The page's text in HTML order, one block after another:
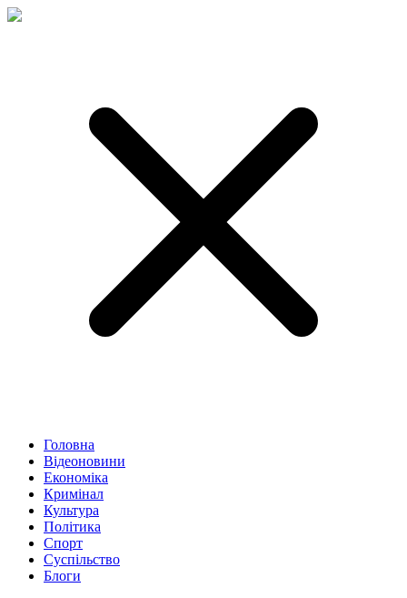
Головна
Відеоновини
Економіка
Кримінал
Культура
Політика
Спорт
Суспільство
Блоги